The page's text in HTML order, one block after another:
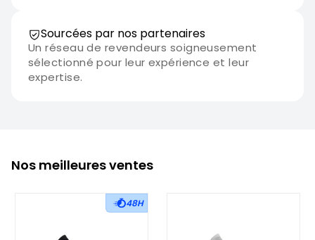
Sourcées par nos partenaires
Un réseau de revendeurs soigneusement
sélectionné pour leur expérience et leur
expertise.
Nos meilleures ventes
48H